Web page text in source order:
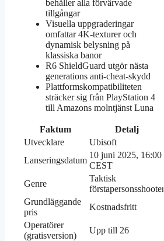
behåller alla förvärvade
tillgångar
Visuella uppgraderingar
omfattar 4K-texturer och
dynamisk belysning på
klassiska banor
R6 ShieldGuard utgör nästa
generations anti-cheat-skydd
Plattformskompatibiliteten
sträcker sig från PlayStation 4
till Amazons molntjänst Luna
Faktum
Detalj
Utvecklare
Ubisoft
Lanseringsdatum
10 juni 2025, 16:00
CEST
Genre
Taktisk
förstapersonsshooter
Grundläggande
pris
Kostnadsfritt
Operatörer
(gratisversion)
Upp till 26